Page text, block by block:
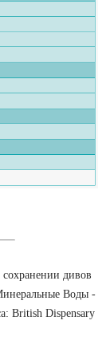
дивов
Воды -
British Dispensary